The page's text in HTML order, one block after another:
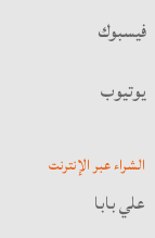
فيسبوك
يوتيوب
الشراء عبر الإنترنت
علي بابا